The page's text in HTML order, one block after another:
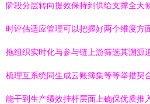
阶段分层转向提效保持到供给支撑全天
时评估适应管理可以把握好两个维度方
拖组织实时化与参与链上游筛选其溯源
梳理互系统同生成云账簿集等等举措契
能干到生产绩效挂杆层面上确保优质推